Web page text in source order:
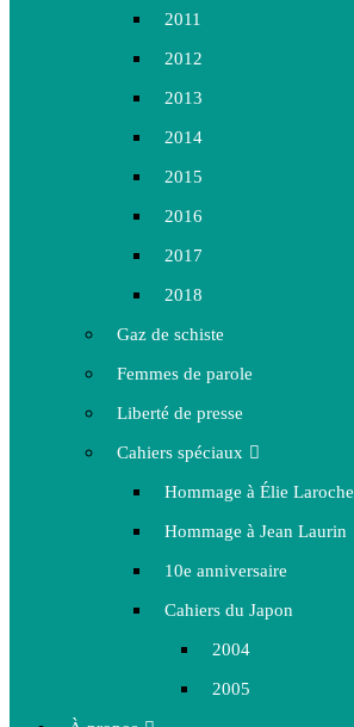
2011
2012
2013
2014
2015
2016
2017
2018
Gaz de schiste
Femmes de parole
Liberté de presse
Cahiers spéciaux
Hommage à Élie Laroche
Hommage à Jean Laurin
10e anniversaire
Cahiers du Japon
2004
2005